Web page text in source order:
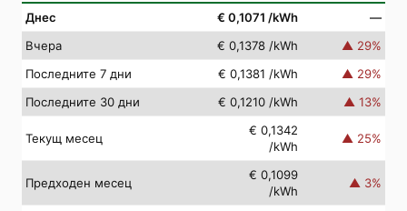
Днес € 0,1071 /kWh
—
Вчера
€ 0,1378 /kWh ▲ 29%
Последните 7 дни
€ 0,1381 /kWh ▲ 29%
Последните 30 дни
€ 0,1210 /kWh ▲ 13%
Текущ месец
€ 0,1342
/kWh
▲ 25%
Предходен месец
€ 0,1099
/kWh
▲ 3%